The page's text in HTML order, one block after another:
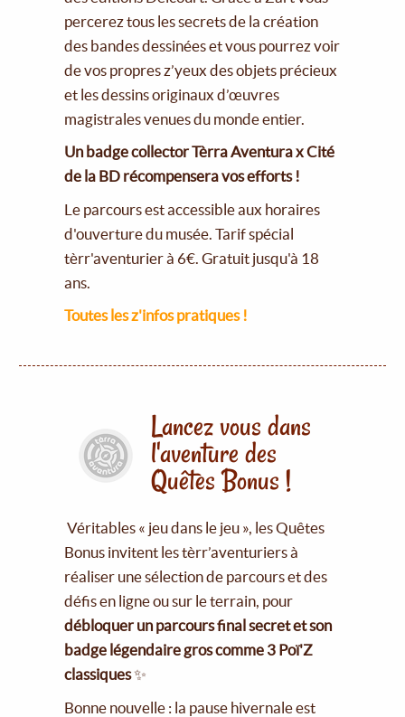
percerez tous les secrets de la création
des bandes dessinées et vous pourrez voir
de vos propres z’yeux des objets précieux
et les dessins originaux d’œuvres
magistrales venues du monde entier.
Un badge collector Tèrra Aventura x Cité
de la BD récompensera vos efforts !
Le parcours est accessible aux horaires
d'ouverture du musée. Tarif spécial
tèrr'aventurier à 6€. Gratuit jusqu'à 18
ans.
Toutes les z'infos pratiques !
Lancez vous dans
l'aventure des
Quêtes Bonus !
Véritables « jeu dans le jeu », les Quêtes
Bonus invitent les tèrr’aventuriers à
réaliser une sélection de parcours et des
défis en ligne ou sur le terrain, pour
débloquer un parcours final secret et son
badge légendaire gros comme 3 Poï'Z
classiques✨
Bonne nouvelle : la pause hivernale est